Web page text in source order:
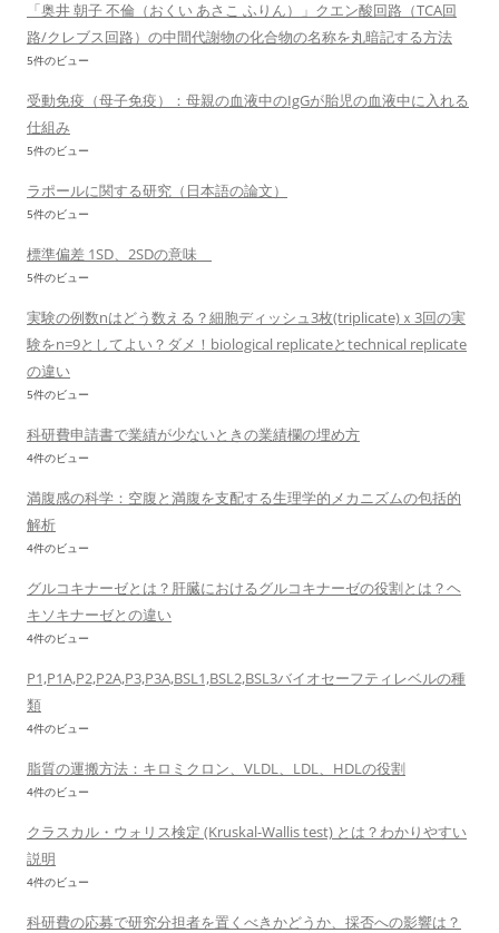
「奥井 朝子 不倫（おくい あさこ ふりん）」クエン酸回路（TCA回
路/クレブス回路）の中間代謝物の化合物の名称を丸暗記する方法
5件のビュー
受動免疫（母子免疫）：母親の血液中のIgGが胎児の血液中に入れる
仕組み
5件のビュー
ラポールに関する研究（日本語の論文）
5件のビュー
標準偏差 1SD、2SDの意味
5件のビュー
実験の例数nはどう数える？細胞ディッシュ3枚(triplicate)ｘ3回の実
験をn=9としてよい？ダメ！biological replicateとtechnical replicate
の違い
5件のビュー
科研費申請書で業績が少ないときの業績欄の埋め方
4件のビュー
満腹感の科学：空腹と満腹を支配する生理学的メカニズムの包括的
解析
4件のビュー
グルコキナーゼとは？肝臓におけるグルコキナーゼの役割とは？ヘ
キソキナーゼとの違い
4件のビュー
P1,P1A,P2,P2A,P3,P3A,BSL1,BSL2,BSL3バイオセーフティレベルの種
類
4件のビュー
脂質の運搬方法：キロミクロン、VLDL、LDL、HDLの役割
4件のビュー
クラスカル・ウォリス検定 (Kruskal-Wallis test) とは？わかりやすい
説明
4件のビュー
科研費の応募で研究分担者を置くべきかどうか、採否への影響は？